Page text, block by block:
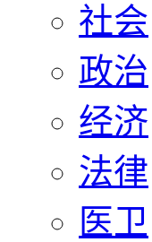
社会
政治
经济
法律
医卫